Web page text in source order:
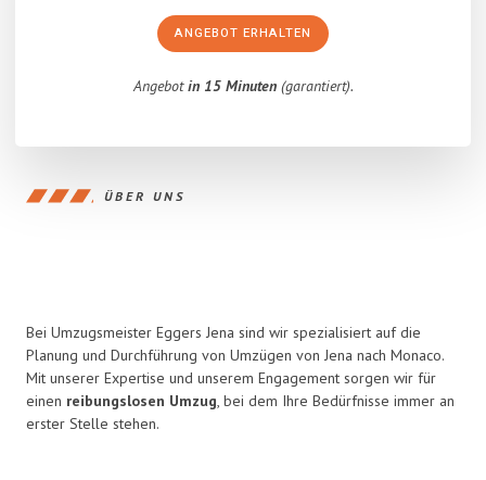
ANGEBOT ERHALTEN
Angebotin 15 Minuten(garantiert).
ÜBER UNS
Bei Umzugsmeister Eggers Jena sind wir spezialisiert auf die
Planung und Durchführung von Umzügen von Jena nach Monaco.
Mit unserer Expertise und unserem Engagement sorgen wir für
einen reibungslosen Umzug, bei dem Ihre Bedürfnisse immer an
erster Stelle stehen.